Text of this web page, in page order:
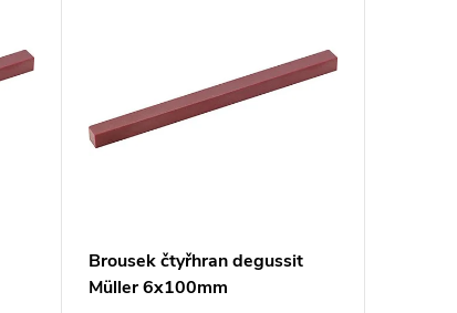
Brousek čtyřhran degussit
Müller 6x100mm